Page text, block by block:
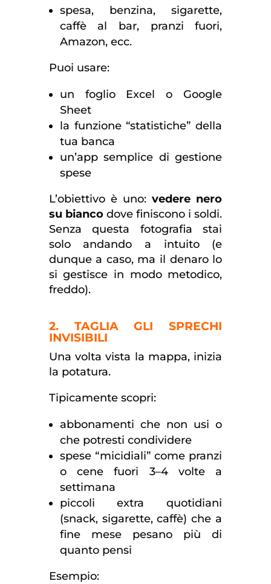
spesa, benzina, sigarette,
caffè al bar, pranzi fuori,
Amazon, ecc.
Puoi usare:
un foglio Excel o Google
Sheet
la funzione “statistiche” della
tua banca
un’app semplice di gestione
spese
L’obiettivo è uno:vedere nero
su biancodove finiscono i soldi.
Senza questa fotografia stai
solo andando a intuito (e
dunque a caso, ma il denaro lo
si gestisce in modo metodico,
freddo).
2. TAGLIA GLI SPRECHI
INVISIBILI
Una volta vista la mappa, inizia
la potatura.
Tipicamente scopri:
abbonamenti che non usi o
che potresti condividere
spese “micidiali” come pranzi
o cene fuori 3–4 volte a
settimana
piccoli extra quotidiani
(snack, sigarette, caffè) che a
fine mese pesano più di
quanto pensi
Esempio: